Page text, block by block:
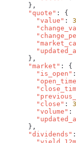
      "quote"
        "value"
:
      "market"
        "is_open"
        "close"
:
        "volume"
:
      "dividends"